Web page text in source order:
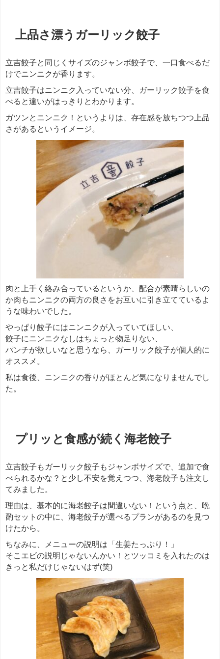
上品さ漂うガーリック餃子
立吉餃子と同じくサイズのジャンボ餃子で、一口食べるだ
けでニンニクが香ります。
立吉餃子はニンニク入っていない分、ガーリック餃子を食
べると違いがはっきりとわかります。
ガツンとニンニク！というよりは、存在感を放ちつつ上品
さがあるというイメージ。
肉と上手く絡み合っているというか、配合が素晴らしいの
か肉もニンニクの両方の良さをお互いに引き立てているよ
うな味わいでした。
やっぱり餃子にはニンニクが入っていてほしい、
餃子にニンニクなしはちょっと物足りない、
パンチが欲しいなと思うなら、ガーリック餃子が個人的に
オススメ。
私は食後、ニンニクの香りがほとんど気になりませんでし
た。
プリッと食感が続く海老餃子
立吉餃子もガーリック餃子もジャンボサイズで、追加で食
べられるかな？と少し不安を覚えつつ、海老餃子も注文し
てみました。
理由は、基本的に海老餃子は間違いない！という点と、晩
酌セットの中に、海老餃子が選べるプランがあるのを見つ
けたから。
ちなみに、メニューの説明は「生姜たっぷり！」
そこエビの説明じゃないんかい！とツッコミを入れたのは
きっと私だけじゃないはず(笑)